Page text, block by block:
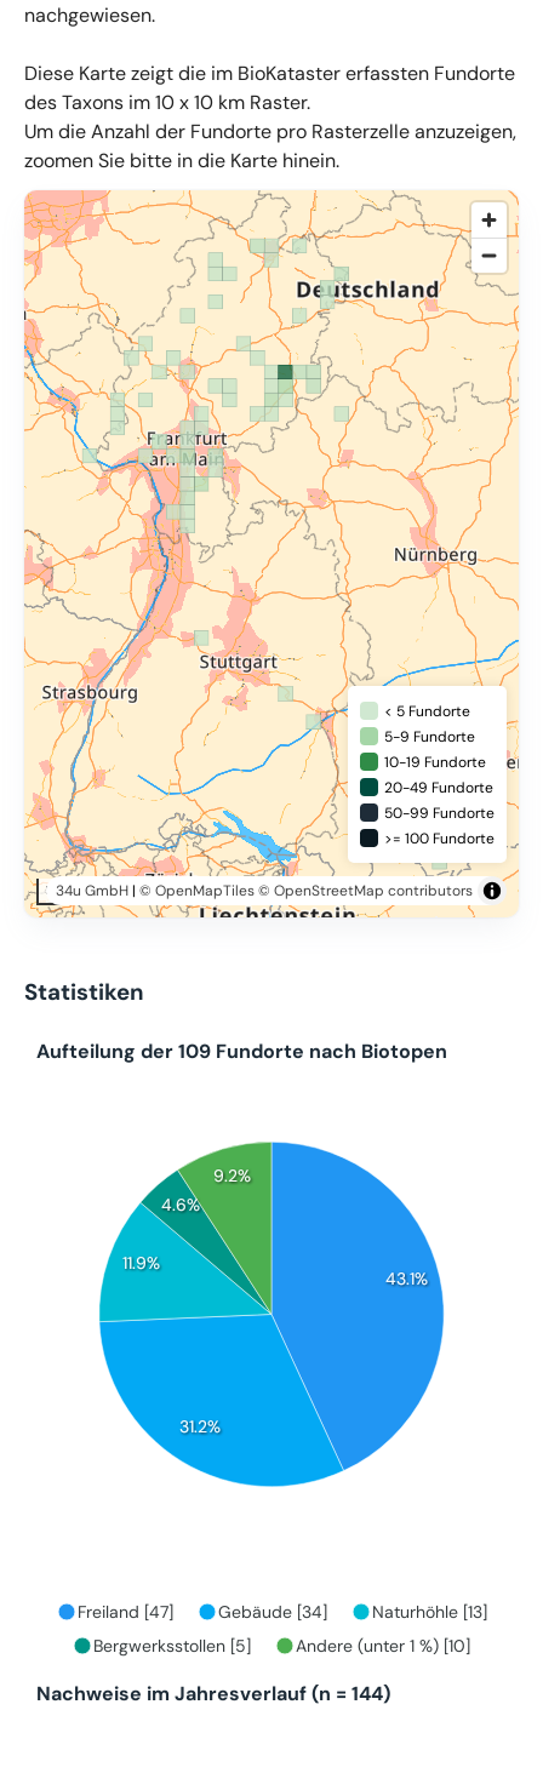
nachgewiesen.
Diese Karte zeigt die im BioKataster erfassten Fundorte
des Taxons im 10 x 10 km Raster.
Um die Anzahl der Fundorte pro Rasterzelle anzuzeigen,
zoomen Sie bitte in die Karte hinein.
© OpenMapTiles ,OpenStreetMap,34u GmbH
50 km
34u GmbH| © OpenMapTiles© OpenStreetMap contributors
< 5 Fundorte
5-9 Fundorte
10-19 Fundorte
20-49 Fundorte
50-99 Fundorte
>= 100 Fundorte
Statistiken
43.1%
31.2%
11.9%
4.6%
9.2%
Aufteilung der 109 Fundorte nach Biotopen
Freiland [47] Gebäude [34]
Naturhöhle [13]
Bergwerksstollen [5]
Andere (unter 1 %) [10]
Nachweise im Jahresverlauf (n = 144)